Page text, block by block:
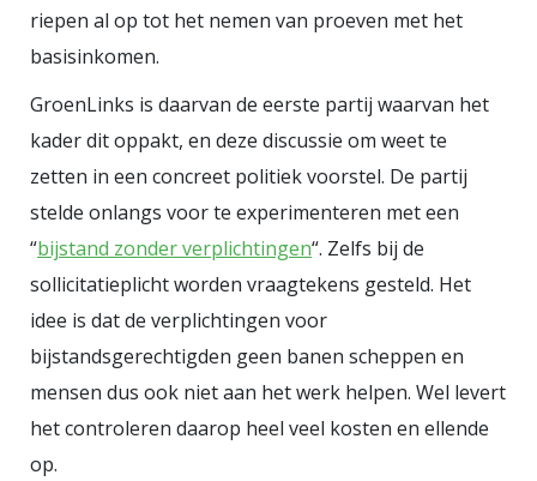
riepen al op tot het nemen van proeven met het
basisinkomen.
GroenLinks is daarvan de eerste partij waarvan het
kader dit oppakt, en deze discussie om weet te
zetten in een concreet politiek voorstel. De partij
stelde onlangs voor te experimenteren met een
“bijstand zonder verplichtingen“. Zelfs bij de
sollicitatieplicht worden vraagtekens gesteld. Het
idee is dat de verplichtingen voor
bijstandsgerechtigden geen banen scheppen en
mensen dus ook niet aan het werk helpen. Wel levert
het controleren daarop heel veel kosten en ellende
op.